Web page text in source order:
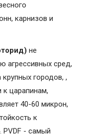
карнизов и
не
агрессивных сред,
городов, ,
к царапинам,
40-60 микрон,
к
PVDF - самый